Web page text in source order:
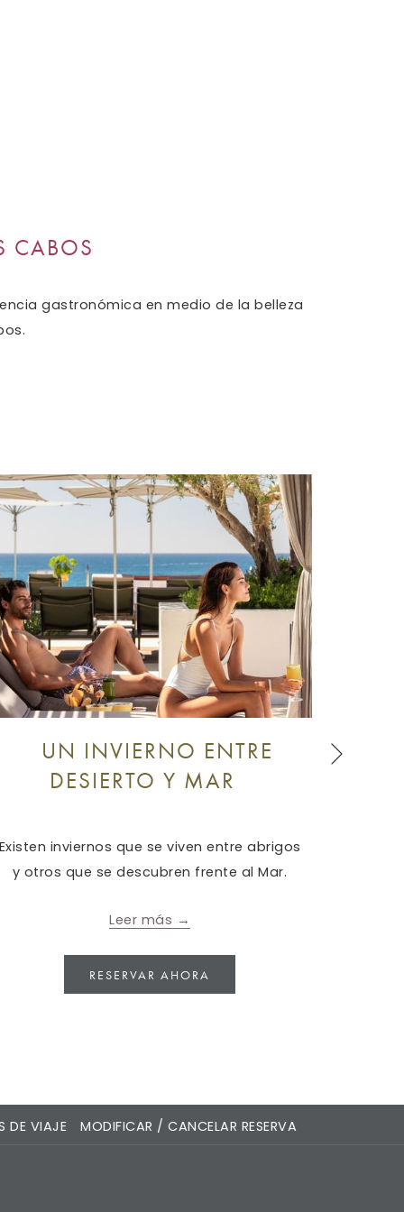
CABOS
gastronómica en medio de la belleza
UN INVIERNO ENTRE
DESIERTO Y MAR
Existen inviernos que se viven entre abrigos
y otros que se descubren frente al Mar.
Leer más
RESERVAR AHORA
DE VIAJE MODIFICAR / CANCELAR RESERVA